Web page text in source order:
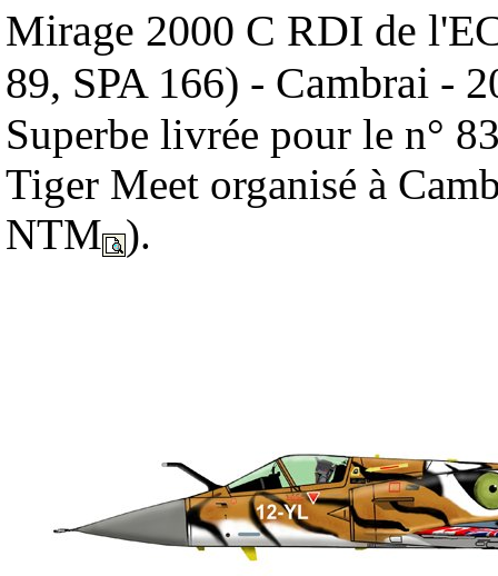
Mirage 2000 C RDI de
89, SPA 166) - Cambrai -
Superbe livrée pour le n°
Tiger Meet organisé à
NTM ).